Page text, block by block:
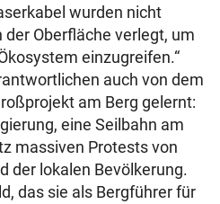
wurden nicht
Oberfläche verlegt, um
einzugreifen.“
auch von dem
am Berg gelernt:
eine Seilbahn am
massiven Protests von
der lokalen Bevölkerung.
das sie als Bergführer für